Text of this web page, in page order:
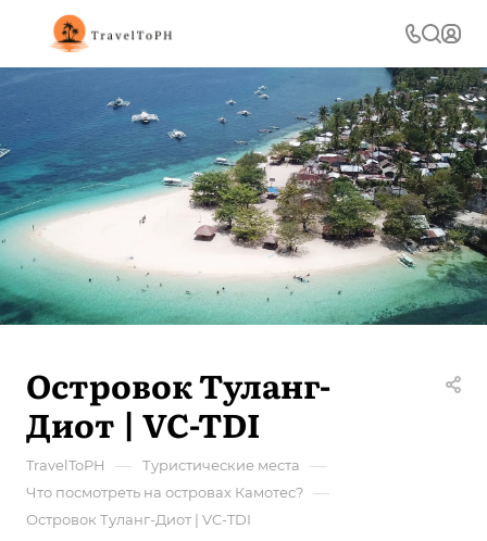
Островок Туланг-
Диот | VC-TDI
TravelToPH — Туристические места —
Что посмотреть на островах Камотес? —
Островок Туланг-Диот | VC-TDI